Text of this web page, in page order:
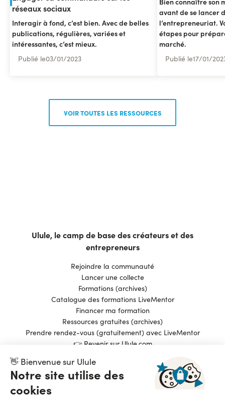
👋 Bienvenue sur Ulule
Notre site utilise des
cookies
réseaux sociaux
Interagir à fond, c’est bien. Avec de belles
publications, régulières, variées et
intéressantes, c’est mieux.
Publié le03/01/2023
avant de se lancer
l’entrepreneuriat.
étapes pour
marché.
Publié le17/01/
VOIR TOUTES LES RESSOURCES
Ulule, le camp de base des créateurs et des
entrepreneurs
Rejoindre la communauté
Lancer une collecte
Formations (archives)
Catalogue des formations LiveMentor
Financer ma formation
Ressources gratuites (archives)
Prendre rendez-vous (gratuitement) avec LiveMentor
👉 Revenir sur Ulule.com
Pionnier du financement participatif et de l’impact
positif, Ulule est une entreprise fièrement B Corp